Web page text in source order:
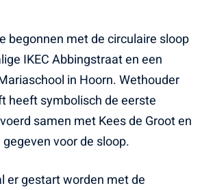
begonnen met de circulaire sloop
IKEC Abbingstraat en een
in Hoorn. Wethouder
heeft symbolisch de eerste
samen met Kees de Groot en
voor de sloop.
er gestart worden met de